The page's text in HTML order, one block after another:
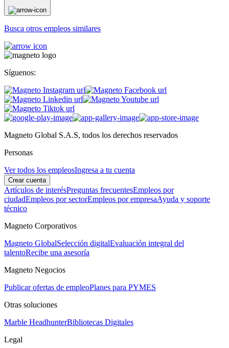
Busca otros empleos similares
Síguenos:
Magneto Global S.A.S, todos los derechos reservados
Personas
Ver todos los empleosIngresa a tu cuenta
Crear cuenta
Artículos de interésPreguntas frecuentesEmpleos por
ciudadEmpleos por sectorEmpleos por empresaAyuda y soporte
técnico
Magneto Corporativos
Magneto GlobalSelección digitalEvaluación integral del
talentoRecibe una asesoría
Magneto Negocios
Publicar ofertas de empleoPlanes para PYMES
Otras soluciones
Marble HeadhunterBibliotecas Digitales
Legal